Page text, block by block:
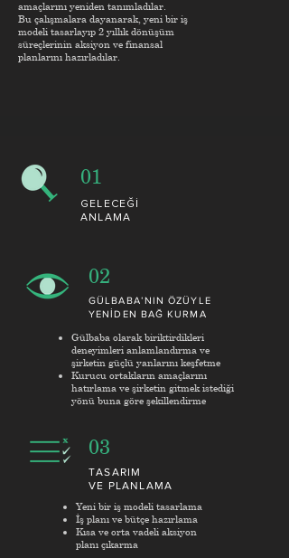
amaçlarını yeniden tanımladılar.
Bu çalışmalara dayanarak, yeni bir iş
modeli tasarlayıp 2 yıllık dönüşüm
süreçlerinin aksiyon ve finansal
planlarını hazırladılar.
02
GÜLBABA’NIN ÖZÜYLE
YENİDEN BAĞ KURMA
Gülbaba olarak biriktirdikleri
deneyimleri anlamlandırma ve
şirketin güçlü yanlarını keşfetme
Kurucu ortakların amaçlarını
hatırlama ve şirketin gitmek istediği
yönü buna göre şekillendirme
TASARIM
VE PLANLAMA
Yeni bir iş modeli tasarlama
İş planı ve bütçe hazırlama
Kısa ve orta vadeli aksiyon
planı çıkarma
03
01
GELECEĞİ
ANLAMA